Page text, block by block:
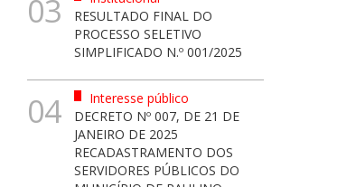
03
RESULTADO FINAL DO
PROCESSO SELETIVO
SIMPLIFICADO N.º 001/2025
04
Interesse público
DECRETO Nº 007, DE 21 DE
JANEIRO DE 2025
RECADASTRAMENTO DOS
SERVIDORES PÚBLICOS DO